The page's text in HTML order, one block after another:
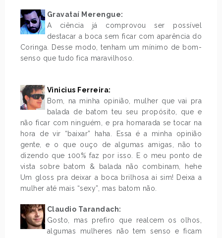
Gravataí Merengue:
A ciência já comprovou ser possível
destacar a boca sem ficar com aparência do
Coringa. Desse modo, tenham um mínimo de bom-
senso que tudo fica maravilhoso.
Vinicius Ferreira:
Bom, na minha opinião, mulher que vai pra
balada de batom teu seu propósito, que e
não ficar com ninguém, e pra homarada se tocar na
hora de vir “baixar” haha. Essa é a minha opinião
gente, e o que ouço de algumas amigas, não to
dizendo que 100% faz por isso. E o meu ponto de
vista sobre batom & balada não combinam, hehe
Um gloss pra deixar a boca brilhosa ai sim! Deixa a
mulher até mais “sexy”, mas batom não.
Claudio Tarandach:
Gosto, mas prefiro que realcem os olhos,
algumas mulheres não tem senso e ficam